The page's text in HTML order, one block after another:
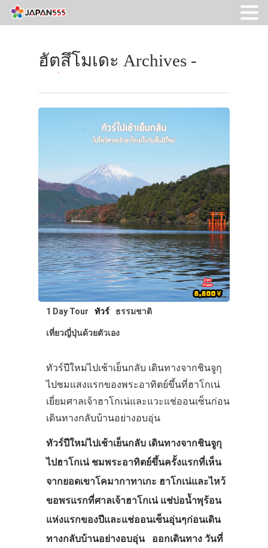
ฮัตสึโมเดะ Archives -
1 Day Tour ทัวร์ ธรรมชาติ
เที่ยวญี่ปุ่นด้วยตัวเอง
ทัวร์ปีใหม่ไปเช้าเย็นกลับ เดินทางจากชินจูกุ
ไปชมแสงแรกของพระอาทิตย์ขึ้นที่ฮาโกเน่
เยี่ยมศาลเจ้าฮาโกเน่และแวะแช่ออนเซ็นก่อน
เดินทางกลับบ้านอย่างอบอุ่น
ทัวร์ปีใหม่ไปเช้าเย็นกลับ เดินทางจากชินจูกุ
ไปฮาโกเน่ ชมพระอาทิตย์ขึ้นครั้งแรกที่เห็น
จากยอดเขาโคมากาทาเกะ ฮาโกเน่และไหว้
ขอพรแรกที่ศาลเจ้าฮาโกเน่ แช่บ่อน้ำพุร้อน
แห่งแรกของปีและแช่ออนเซ็นอุ่นๆก่อนเดิน
ทางกลับบ้านอย่างอบอุ่น ออกเดินทาง วันที่